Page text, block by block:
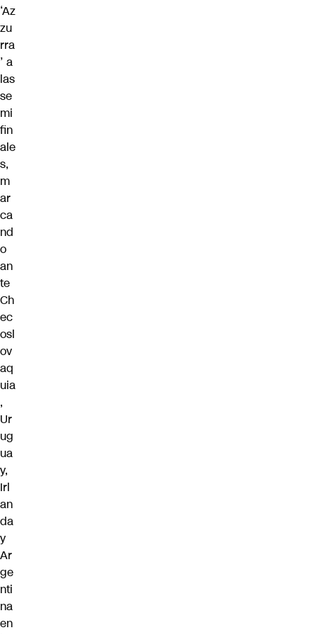
‘Az
zu
rra
’ a
las
se
mi
fin
ale
s,
m
ar
ca
nd
o
an
te
Ch
ec
osl
ov
aq
uia
,
Ur
ug
ua
y,
Irl
an
da
y
Ar
ge
nti
na
en